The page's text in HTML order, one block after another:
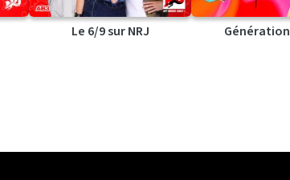
Le 6/9 sur NRJ Génération